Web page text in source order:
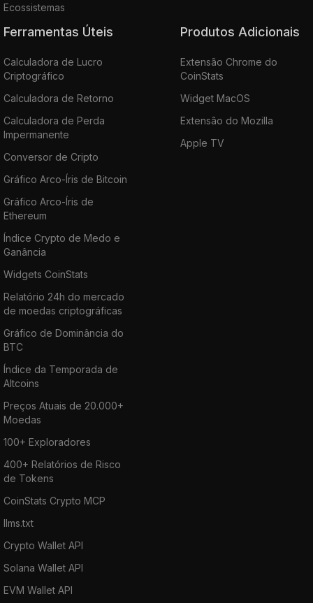
Ecossistemas
Ferramentas Úteis
Calculadora de Lucro
Criptográfico
Calculadora de Retorno
Calculadora de Perda
Impermanente
Conversor de Cripto
Gráfico Arco-Íris de Bitcoin
Gráfico Arco-Íris de
Ethereum
Índice Crypto de Medo e
Ganância
Widgets CoinStats
Relatório 24h do mercado
de moedas criptográficas
Gráfico de Dominância do
BTC
Índice da Temporada de
Altcoins
Preços Atuais de 20.000+
Moedas
100+ Exploradores
400+ Relatórios de Risco
de Tokens
CoinStats Crypto MCP
llms.txt
Crypto Wallet API
Solana Wallet API
EVM Wallet API
Produtos Adicionais
Extensão Chrome do
CoinStats
Widget MacOS
Extensão do Mozilla
Apple TV